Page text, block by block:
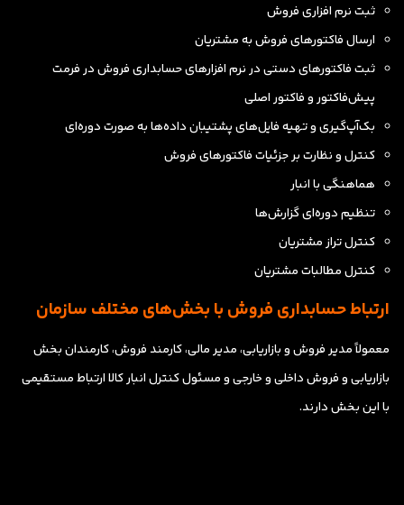
ثبت نرم افزاری فروش
ارسال فاکتورهای فروش به مشتریان
ثبت فاکتورهای دستی در نرم افزارهای حسابداری فروش در فرمت
پیش‌فاکتور و فاکتور اصلی
بک‌آپ‌گیری و تهیه فایل‌های پشتیبان داده‌ها به صورت دوره‌ای
کنترل و نظارت بر جزئیات فاکتورهای فروش
هماهنگی با انبار
تنظیم دوره‌ای گزارش‌ها
کنترل تراز مشتریان
کنترل مطالبات مشتریان
ارتباط حسابداری فروش با بخش‌های مختلف سازمان
معمولاً مدیر فروش و بازاریابی، مدیر مالی، کارمند فروش، کارمندان بخش
بازاریابی و فروش داخلی و خارجی و مسئول کنترل انبار کالا ارتباط مستقیمی
با این بخش دارند.